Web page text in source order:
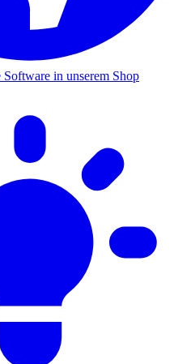
Software in unserem Shop